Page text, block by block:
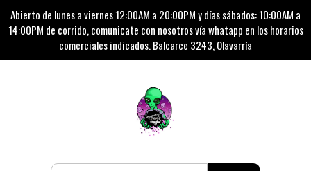
Abierto de lunes a viernes 12:00AM a 20:00PM y días sábados: 10:00AM a
14:00PM de corrido, comunicate con nosotros vía whatapp en los horarios
comerciales indicados. Balcarce 3243, Olavarría